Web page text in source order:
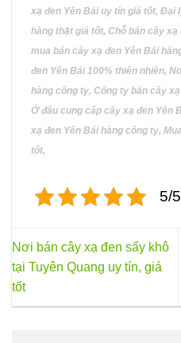
xạ đen Yên Bái uy tín giá tốt, Đại
hàng thật giá tốt, Chỗ bán cây
mua bán cây xạ đen Yên Bái
đen Yên Bái 100% thiên nhiên,
hàng công ty, Công ty bán cây
Ở đâu cung cấp cây xạ đen Yên
xạ đen Yên Bái hàng công ty,
tốt,
5/
Nơi bán cây xạ đen sấy khô
tại Tuyên Quang uy tín, giá
tốt